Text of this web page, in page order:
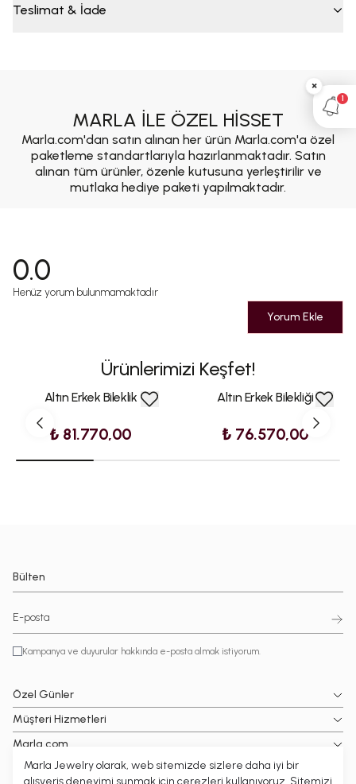
Marla Jewelry olarak, web sitemizde sizlere daha iyi bir
alışveriş deneyimi sunmak için çerezleri kullanıyoruz. Sitemizi
Teslimat & İade
MARLA İLE ÖZEL HİSSET
Marla.com'dan satın alınan her ürün Marla.com'a özel
paketleme standartlarıyla hazırlanmaktadır. Satın
alınan tüm ürünler, özenle kutusuna yerleştirilir ve
mutlaka hediye paketi yapılmaktadır.
0.0
Henüz yorum bulunmamaktadır
Yorum Ekle
Ürünlerimizi Keşfet!
Altın Erkek Bileklik
₺ 81.770,00
Altın Erkek Bilekliği
₺ 76.570,00
Bülten
Kampanya ve duyurular hakkında e-posta almak istiyorum.
Özel Günler
Müşteri Hizmetleri
Marla.com
Popüler Kategoriler
×
1